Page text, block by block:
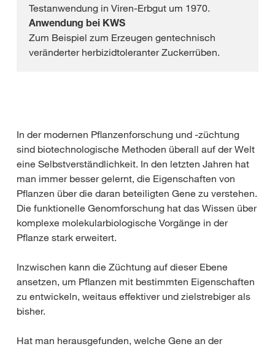
Testanwendung in Viren-Erbgut um 1970.
Anwendung bei KWS
Zum Beispiel zum Erzeugen gentechnisch
veränderter herbizidtoleranter Zuckerrüben.
In der modernen Pflanzenforschung und -züchtung
sind biotechnologische Methoden überall auf der Welt
eine Selbstverständlichkeit. In den letzten Jahren hat
man immer besser gelernt, die Eigenschaften von
Pflanzen über die daran beteiligten Gene zu verstehen.
Die funktionelle Genomforschung hat das Wissen über
komplexe molekularbiologische Vorgänge in der
Pflanze stark erweitert.
Inzwischen kann die Züchtung auf dieser Ebene
ansetzen, um Pflanzen mit bestimmten Eigenschaften
zu entwickeln, weitaus effektiver und zielstrebiger als
bisher.
Hat man herausgefunden, welche Gene an der